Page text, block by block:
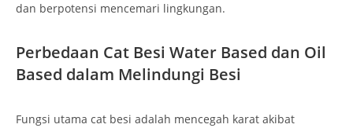
dan berpotensi mencemari lingkungan.
Perbedaan Cat Besi Water Based dan Oil
Based dalam Melindungi Besi
Fungsi utama cat besi adalah mencegah karat akibat